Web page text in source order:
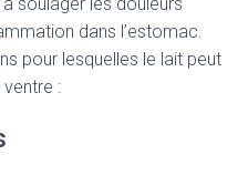
dans l’estomac.
pour lesquelles le lait peut
: